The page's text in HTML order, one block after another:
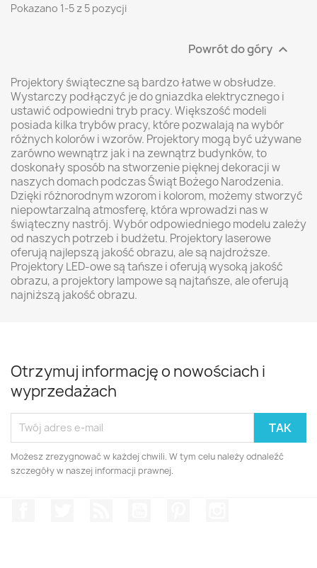
Pokazano 1-5 z 5 pozycji
Powrót do góry 
Projektory świąteczne są bardzo łatwe w obsłudze.
Wystarczy podłączyć je do gniazdka elektrycznego i
ustawić odpowiedni tryb pracy. Większość modeli
posiada kilka trybów pracy, które pozwalają na wybór
różnych kolorów i wzorów. Projektory mogą być używane
zarówno wewnątrz jak i na zewnątrz budynków, to
doskonały sposób na stworzenie pięknej dekoracji w
naszych domach podczas Świąt Bożego Narodzenia.
Dzięki różnorodnym wzorom i kolorom, możemy stworzyć
niepowtarzalną atmosferę, która wprowadzi nas w
świąteczny nastrój. Wybór odpowiedniego modelu zależy
od naszych potrzeb i budżetu. Projektory laserowe
oferują najlepszą jakość obrazu, ale są najdroższe.
Projektory LED-owe są tańsze i oferują wysoką jakość
obrazu, a projektory lampowe są najtańsze, ale oferują
najniższą jakość obrazu.
Otrzymuj informację o nowościach i
wyprzedażach
Możesz zrezygnować w każdej chwili. W tym celu należy odnaleźć
szczegóły w naszej informacji prawnej.